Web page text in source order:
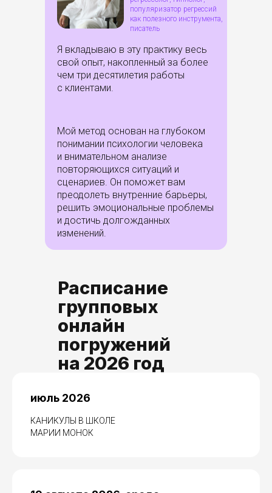
Я вкладываю в эту практику весь
свой опыт, накопленный за более
чем три десятилетия работы
с клиентами.
популяризатор регрессий
как полезного инструмента,
писатель
Мой метод основан на глубоком
понимании психологии человека
и внимательном анализе
повторяющихся ситуаций и
сценариев. Он поможет вам
преодолеть внутренние барьеры,
решить эмоциональные проблемы
и достичь долгожданных
изменений.
Расписание
групповых
онлайн
погружений
на 2026 год
июль 2026
КАНИКУЛЫ В ШКОЛЕ
МАРИИ МОНОК